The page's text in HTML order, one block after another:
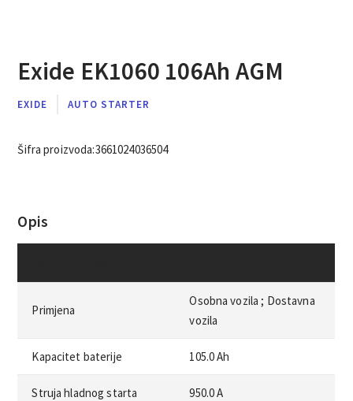
Exide EK1060 106Ah AGM
EXIDE AUTO STARTER
Šifra proizvoda:3661024036504
Opis
Primjena
Osobna vozila ; Dostavna
vozila
Kapacitet baterije 105.0 Ah
Struja hladnog starta 950.0 A